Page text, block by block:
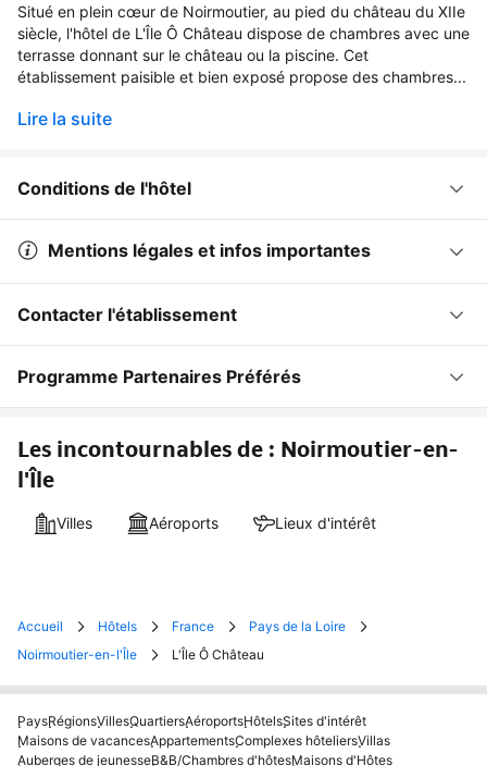
Situé en plein cœur de Noirmoutier, au pied du château du XIIe
siècle, l'hôtel de L'Île Ô Château dispose de chambres avec une
terrasse donnant sur le château ou la piscine. Cet
établissement paisible et bien exposé propose des chambres...
Lire la suite
Conditions de l'hôtel
Mentions légales et infos importantes
Contacter l'établissement
Programme Partenaires Préférés
Les incontournables de : Noirmoutier-en-
l'Île
Villes Aéroports Lieux d'intérêt
Accueil Hôtels France
Pays de la Loire
Noirmoutier-en-l'Île
L'Île Ô Château
PaysRégionsVillesQuartiersAéroportsHôtelsSites d'intérêt
Maisons de vacancesAppartementsComplexes hôteliersVillas
Auberges de jeunesseB&B/Chambres d'hôtesMaisons d'Hôtes